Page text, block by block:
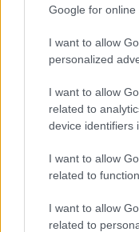
Google for online
I want to allow
personalized
I want to allow
related to
device identifiers
I want to allow
related to
I want to allow
related to
„Szülőként
a gyerekemről
Ez elsőre nem
ember –